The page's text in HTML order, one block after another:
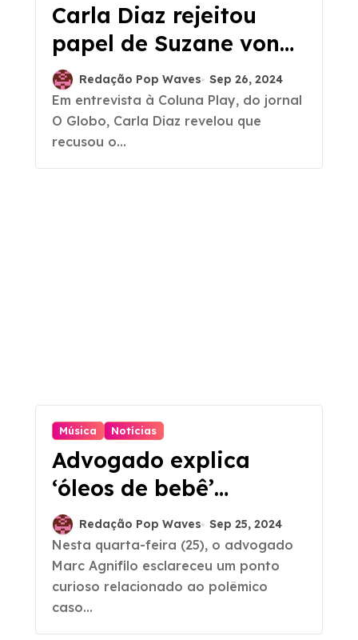
Carla Diaz rejeitou
papel de Suzane von
Richthofen em
‘Tremembé’
Redação Pop Waves Sep 26, 2024
Em entrevista à Coluna Play, do jornal
O Globo, Carla Diaz revelou que
recusou o...
Música Notícias
Advogado explica
‘óleos de bebê’
encontrados na casa
de Diddy
Redação Pop Waves Sep 25, 2024
Nesta quarta-feira (25), o advogado
Marc Agnifilo esclareceu um ponto
curioso relacionado ao polêmico
caso...